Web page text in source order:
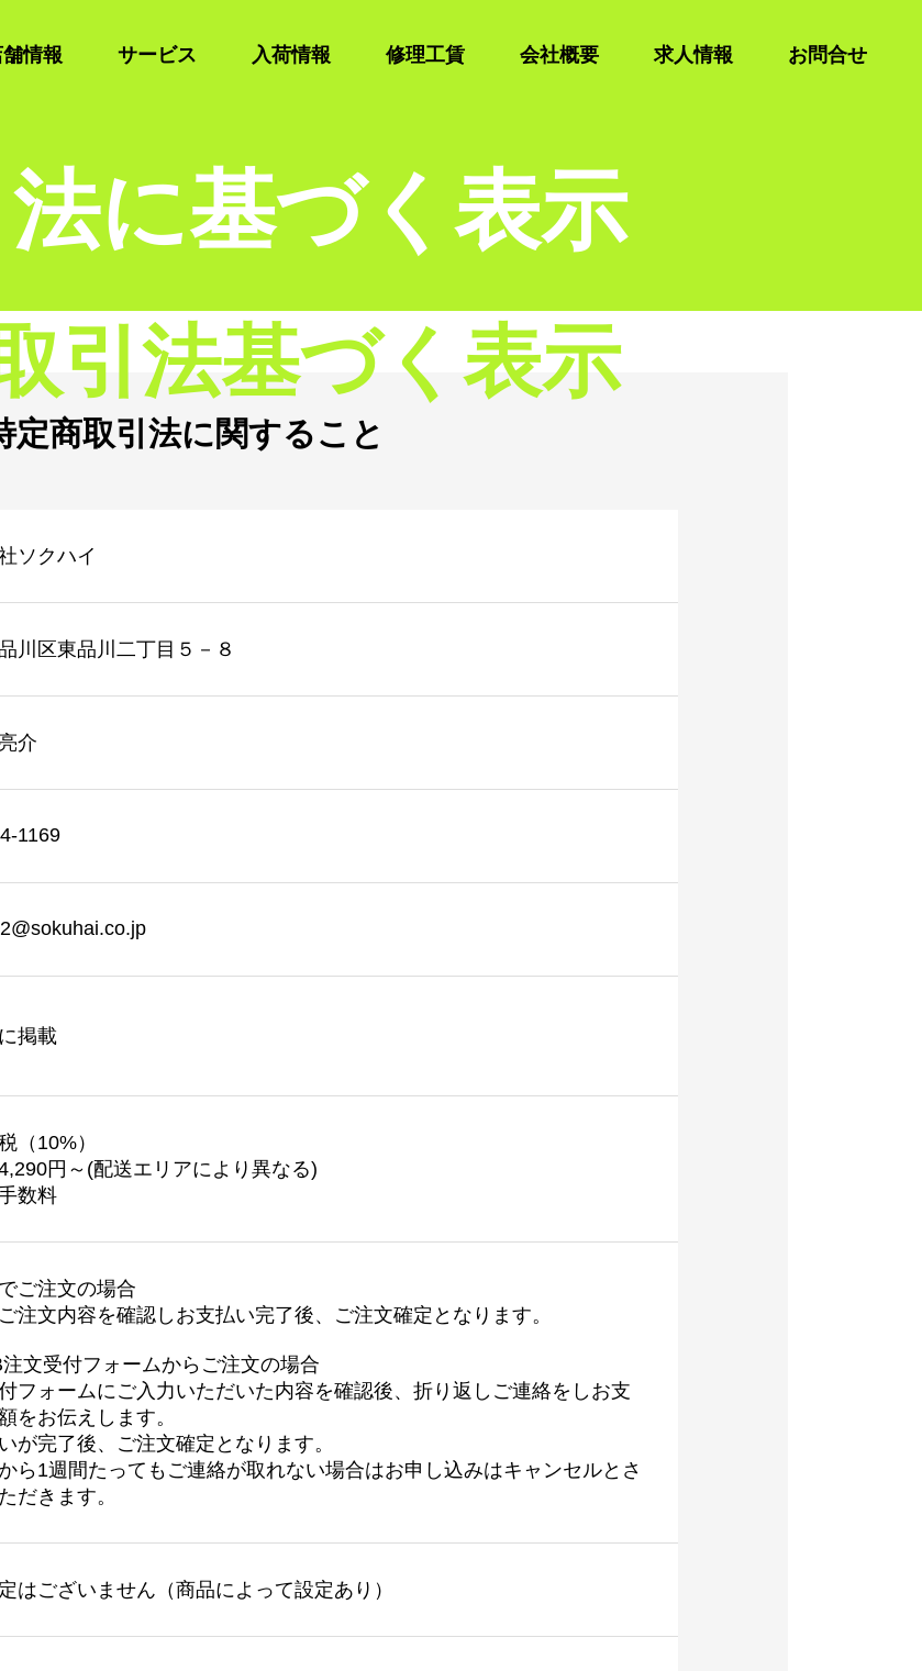
舗情報 サービス 入荷情報 修理工賃 会社概要 求人情報 お問合せ
に基づく表示
引法基づく表示
定商取引法に関すること
ソクハイ
川区東品川二丁目５－８
介
1169
掲載
（10%）
円～(配送エリアにより異なる)
数料
ご注文の場合
注文内容を確認しお支払い完了後、ご注文確定となります。
注文受付フォームからご注文の場合
フォームにご入力いただいた内容を確認後、折り返しご連絡をしお支
をお伝えします。
が完了後、ご注文確定となります。
ら1週間たってもご連絡が取れない場合はお申し込みはキャンセルとさ
だきます。
はございません（商品によって設定あり）